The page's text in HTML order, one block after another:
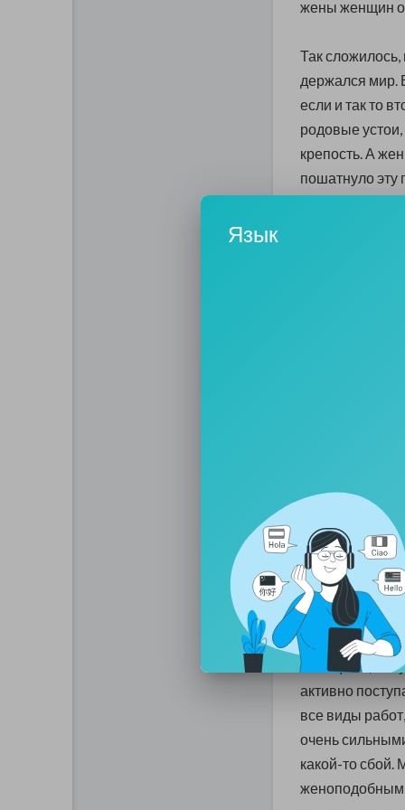
жены женщин
Так сложилось,
держался мир.
если и так то
родовые устои,
крепость. А
пошатнуло эту
это
И женщины
Эти
хотели: право
Сделало ли
несомненно
пострадали.
изменил
Женщины,
активно
все виды
очень
какой-то сбой.
Язык